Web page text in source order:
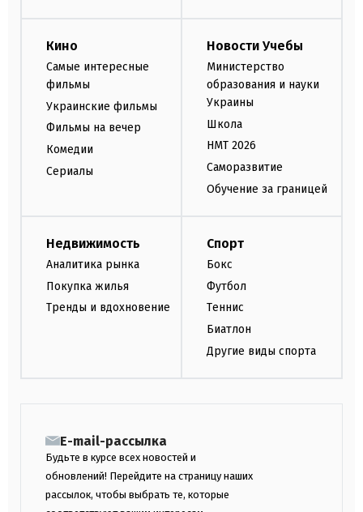
Кино
Самые интересные
фильмы
Украинские фильмы
Фильмы на вечер
Комедии
Сериалы
Новости Учебы
Министерство
образования и науки
Украины
Школа
НМТ 2026
Саморазвитие
Обучение за границей
Недвижимость
Аналитика рынка
Покупка жилья
Тренды и вдохновение
Спорт
Бокс
Футбол
Теннис
Биатлон
Другие виды спорта
E-mail-рассылка
Будьте в курсе всех новостей и
обновлений! Перейдите на страницу наших
рассылок, чтобы выбрать те, которые